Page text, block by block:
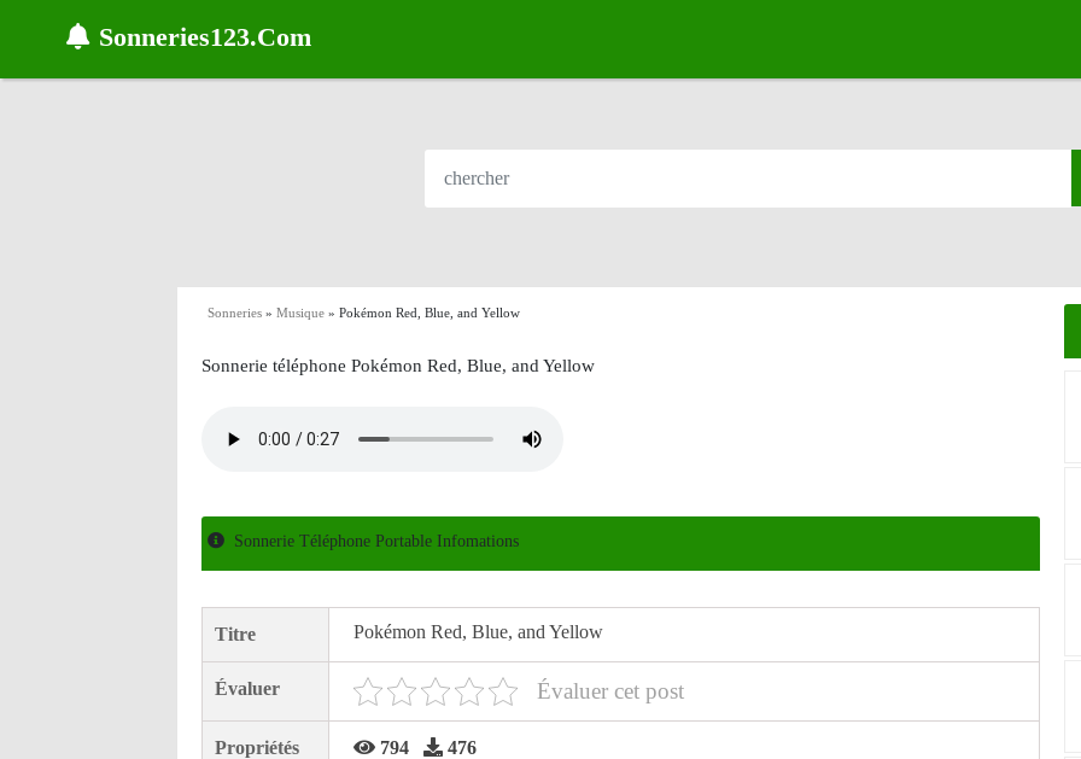
Sonneries123.Com
Sonneries » Musique » Pokémon Red, Blue, and Yellow
Sonnerie téléphone Pokémon Red, Blue, and Yellow
Sonnerie Téléphone Portable Infomations
Titre Pokémon Red, Blue, and Yellow
Évaluer Évaluer cet post
Propriétés 794 476